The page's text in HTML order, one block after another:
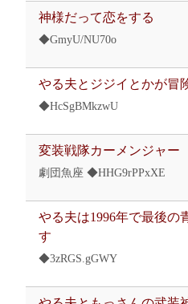
神様だって恋をする
◆GmyU/NU70o
やる夫とジジイとかが冒
◆HcSgBMkzwU
変装戦隊カーメンジャー
劇団魚座 ◆HHG9rPPxXE
やる夫は1996年で最後の
す
◆3zRGS.gGWY